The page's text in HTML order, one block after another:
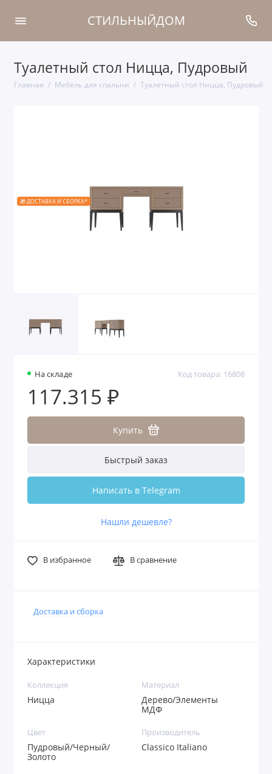
СТИЛЬНЫЙДОМ
Туалетный стол Ницца, Пудровый
Главная Мебель для спальни Туалетный стол Ницца, Пудровый
🎁 ДОСТАВКА И СБОРКА*
На складе Код товара: 16808
117.315 ₽
Купить
Быстрый заказ
Написать в Telegram
Нашли дешевле?
В избранное В сравнение
Доставка и сборка
Характеристики
Коллекция
Ницца
Материал
Дерево/Элементы
МДФ
Цвет
Пудровый/Черный/
Золото
Производитель
Classico Italiano